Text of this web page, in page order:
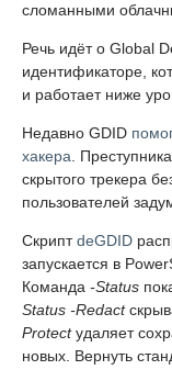
сломанными
Речь идёт о Global
идентификаторе,
и работает ниже
Недавно GDID
хакера .
скрытого трекера
пользователей
СкриптdeGDID
запускается в
Команда -Status
Status -Redact
Protectудаляет
новых. Вернуть